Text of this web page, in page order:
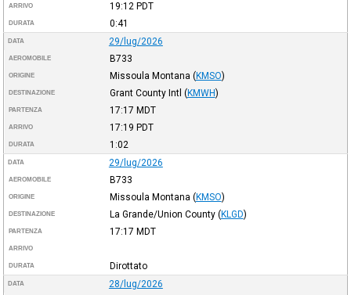
ARRIVO 19:12 PDT
DURATA 0:41
DATA 29/lug/2026
AEROMOBILE B733
ORIGINE Missoula Montana (KMSO)
DESTINAZIONE Grant County Intl (KMWH)
PARTENZA 17:17 MDT
ARRIVO 17:19 PDT
DURATA 1:02
DATA 29/lug/2026
AEROMOBILE B733
ORIGINE Missoula Montana (KMSO)
DESTINAZIONE La Grande/Union County (KLGD)
PARTENZA 17:17 MDT
ARRIVO
DURATA Dirottato
DATA 28/lug/2026